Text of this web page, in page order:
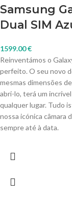
Samsung
Dual SIM
1599.00€
Reinventámos o
perfeito. O seu novo
mesmas dimensões
abri-lo, terá um
qualquer lugar. Tudo
nossa icónica câmara
sempre até à data.